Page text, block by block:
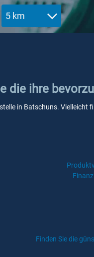
5 km
die ihre
in Batschuns. Vielleicht
Finden Sie die